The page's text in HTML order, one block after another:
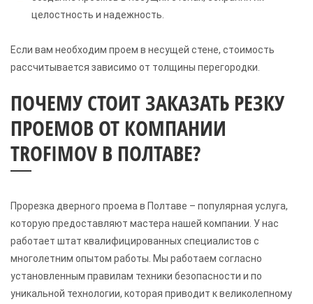
целостность и надежность.
Если вам необходим проем в несущей стене, стоимость
рассчитывается зависимо от толщины перегородки.
ПОЧЕМУ СТОИТ ЗАКАЗАТЬ РЕЗКУ
ПРОЕМОВ ОТ КОМПАНИИ
TROFIMOV В ПОЛТАВЕ?
Прорезка дверного проема в Полтаве – популярная услуга,
которую предоставляют мастера нашей компании. У нас
работает штат квалифицированных специалистов с
многолетним опытом работы. Мы работаем согласно
установленным правилам техники безопасности и по
уникальной технологии, которая приводит к великолепному